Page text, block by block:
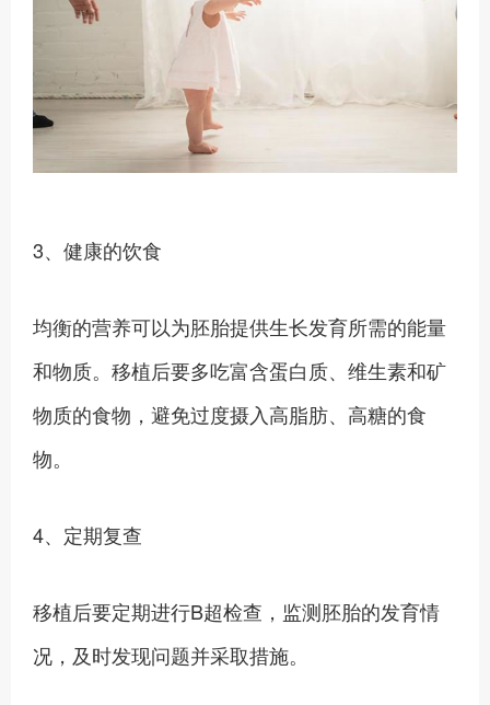
3、健康的饮食
均衡的营养可以为胚胎提供生长发育所需的能量
和物质。移植后要多吃富含蛋白质、维生素和矿
物质的食物，避免过度摄入高脂肪、高糖的食
物。
4、定期复查
移植后要定期进行B超检查，监测胚胎的发育情
况，及时发现问题并采取措施。